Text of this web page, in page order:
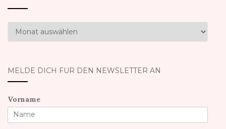
Was
bisher
MELDE DICH FÜR DEN NEWSLETTER AN
Vorname